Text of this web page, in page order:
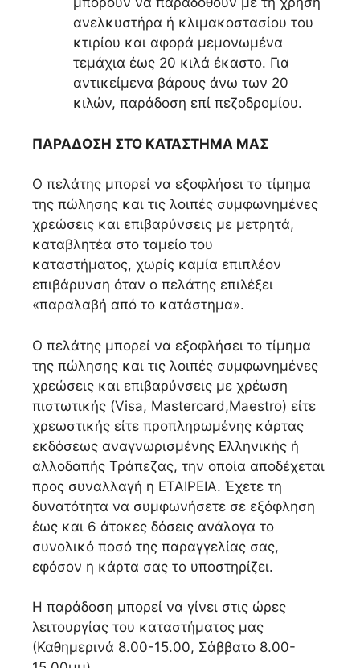
ανελκυστήρα ή κλιμακοστασίου του
κτιρίου και αφορά μεμονωμένα
τεμάχια έως 20 κιλά έκαστο. Για
αντικείμενα βάρους άνω των 20
κιλών, παράδοση επί πεζοδρομίου.
ΠΑΡΑΔΟΣΗ ΣΤΟ ΚΑΤΑΣΤΗΜΑ ΜΑΣ
Ο πελάτης μπορεί να εξοφλήσει το τίμημα
της πώλησης και τις λοιπές συμφωνημένες
χρεώσεις και επιβαρύνσεις με μετρητά,
καταβλητέα στο ταμείο του
καταστήματος, χωρίς καμία επιπλέον
επιβάρυνση όταν ο πελάτης επιλέξει
«παραλαβή από το κατάστημα».
Ο πελάτης μπορεί να εξοφλήσει το τίμημα
της πώλησης και τις λοιπές συμφωνημένες
χρεώσεις και επιβαρύνσεις με χρέωση
πιστωτικής (Visa, Mastercard,Maestro) είτε
χρεωστικής είτε προπληρωμένης κάρτας
εκδόσεως αναγνωρισμένης Ελληνικής ή
αλλοδαπής Τράπεζας, την οποία αποδέχεται
προς συναλλαγή η ΕΤΑΙΡΕΙΑ. Έχετε τη
δυνατότητα να συμφωνήσετε σε εξόφληση
έως και 6 άτοκες δόσεις ανάλογα το
συνολικό ποσό της παραγγελίας σας,
εφόσον η κάρτα σας το υποστηρίζει.
Η παράδοση μπορεί να γίνει στις ώρες
λειτουργίας του καταστήματος μας
(Καθημερινά 8.00-15.00, Σάββατο 8.00-